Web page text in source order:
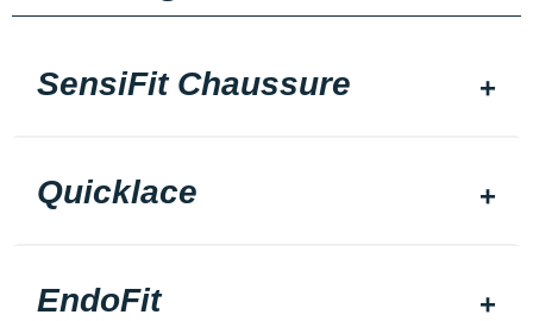
SensiFit Chaussure
Quicklace
EndoFit